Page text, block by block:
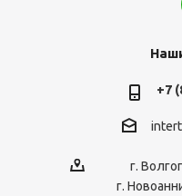
+7
г.
г.